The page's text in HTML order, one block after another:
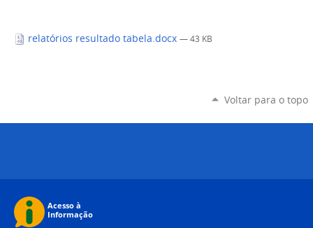
relatórios resultado tabela.docx — 43 KB
Voltar para o topo